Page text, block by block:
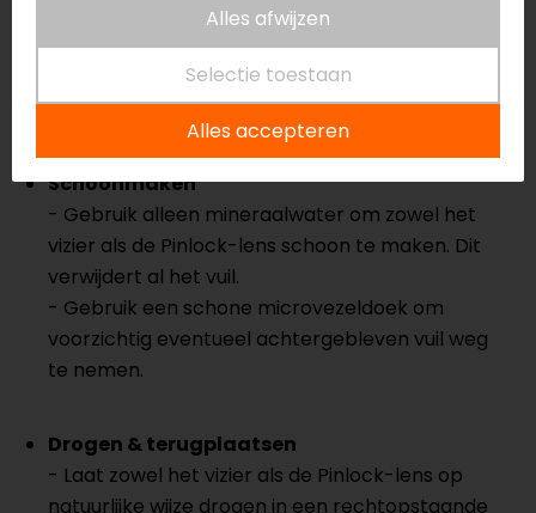
spanning meer op de Pinlock staat.
- Verwijder de Pinlock-lens voorzichtig en zorg
ervoor dat je het oppervlak van de lens niet
aanraakt.
Schoonmaken
- Gebruik alleen mineraalwater om zowel het
vizier als de Pinlock-lens schoon te maken. Dit
verwijdert al het vuil.
- Gebruik een schone microvezeldoek om
voorzichtig eventueel achtergebleven vuil weg
te nemen.
Drogen & terugplaatsen
- Laat zowel het vizier als de Pinlock-lens op
natuurlijke wijze drogen in een rechtopstaande
Alles afwijzen
Selectie toestaan
Alles accepteren